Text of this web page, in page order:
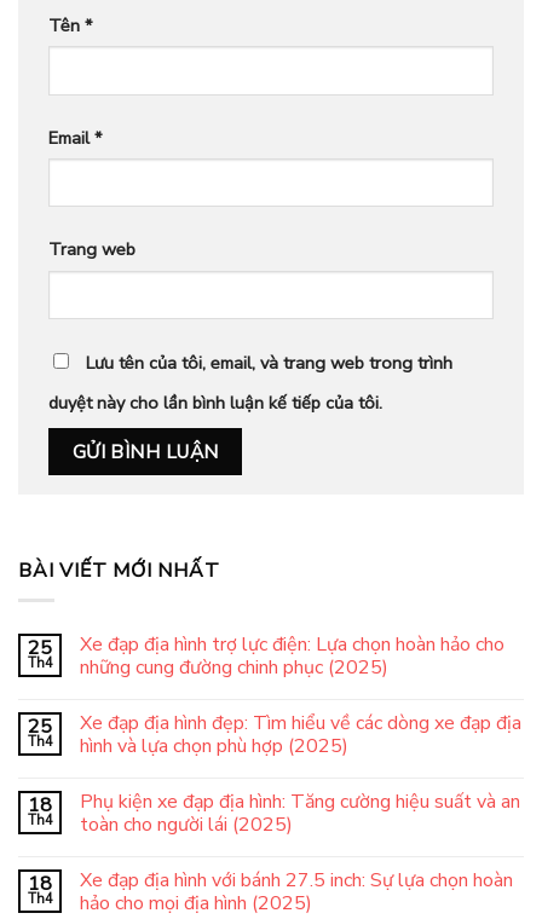
Tên *
Email*
Trang web
Lưu tên của tôi, email, và trang web trong trình
duyệt này cho lần bình luận kế tiếp của tôi.
BÀI VIẾT MỚI NHẤT
25
Th4
Xe đạp địa hình trợ lực điện: Lựa chọn hoàn hảo cho
những cung đường chinh phục (2025)
25
Th4
Xe đạp địa hình đẹp: Tìm hiểu về các dòng xe đạp địa
hình và lựa chọn phù hợp (2025)
18
Th4
Phụ kiện xe đạp địa hình: Tăng cường hiệu suất và an
toàn cho người lái (2025)
18
Th4
Xe đạp địa hình với bánh 27.5 inch: Sự lựa chọn hoàn
hảo cho mọi địa hình (2025)